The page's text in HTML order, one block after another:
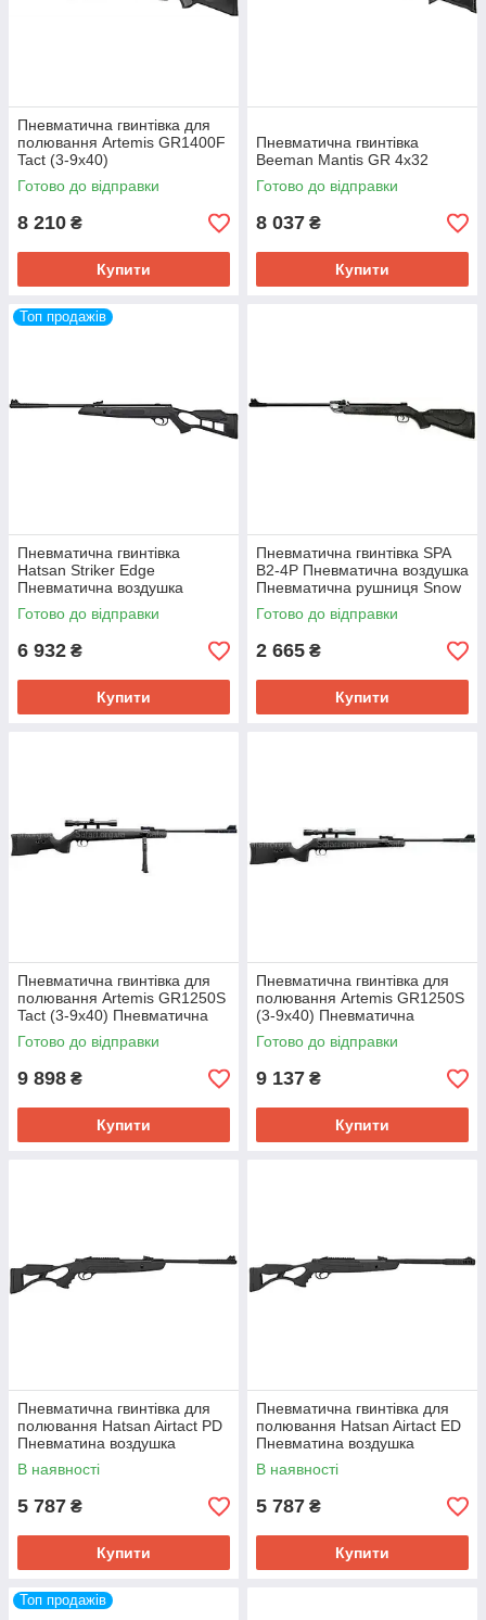
Пневматична гвинтівка для
полювання Artemis GR1400F
Tact (3-9х40)
Готово до відправки
8 210 ₴
Купити
Пневматична гвинтівка
Beeman Mantis GR 4x32
Готово до відправки
8 037 ₴
Купити
Топ продажів
Пневматична гвинтівка
Hatsan Striker Edge
Пневматична воздушка
Пневматична рушниця
Готово до відправки
6 932 ₴
Купити
Пневматична гвинтівка SPA
B2-4P Пневматична воздушка
Пневматична рушниця Snow
Peak B2-4P
Готово до відправки
2 665 ₴
Купити
Пневматична гвинтівка для
полювання Artemis GR1250S
Tact (3-9x40) Пневматична
воздушка Пневматична
рушниця
Готово до відправки
9 898 ₴
Купити
Пневматична гвинтівка для
полювання Artemis GR1250S
(3-9x40) Пневматична
воздушка Пневматична
рушниця
Готово до відправки
9 137 ₴
Купити
Пневматична гвинтівка для
полювання Hatsan Airtact PD
Пневматина воздушка
Пневматична рушниця
В наявності
5 787 ₴
Купити
Пневматична гвинтівка для
полювання Hatsan Airtact ED
Пневматина воздушка
Пневматична рушниця
В наявності
5 787 ₴
Купити
Топ продажів